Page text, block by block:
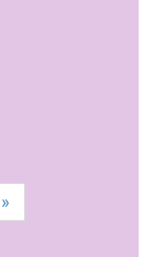
»